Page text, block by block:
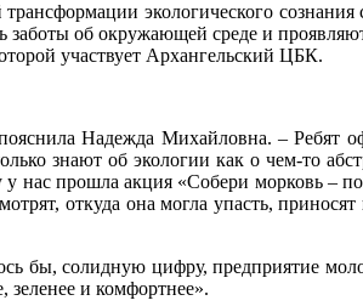
трансформации экологического
об окружающей среде и
участвует Архангельский ЦБК.
Надежда Михайловна. – Ребят
знают об экологии как о чем-то
нас прошла акция «Собери морковь –
откуда она могла упасть,
бы, солидную цифру, предприятие
зеленее и комфортнее».